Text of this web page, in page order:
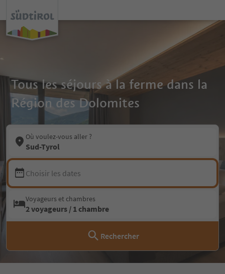
Tous les séjours à la ferme dans la
Région des Dolomites
Où voulez-vous aller ?
Sud-Tyrol
Choisir les dates
Voyageurs et chambres
2 voyageurs / 1 chambre
Rechercher